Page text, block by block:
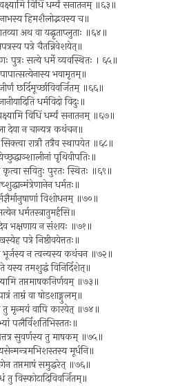
विधिं धर्म्यं सनातनम् ॥६३॥
हिमशैलोद्भवस्य च॥
अथ वा यद्घृताप्लुताः ॥६४॥
पत्रे चैतन्निवेशयेत्॥
पुत्रः सत्ये धर्मे व्यवस्थितः । ६५॥
भवामृतम्॥
छर्दिमूर्च्छाविवर्जितम् ॥६६॥
धर्मविदो विदुः॥
विधिं धर्म्यं सनातनम् ॥६७॥
देया न चान्यत्र कथंचन॥
रात्रौ तत्रैव स्थापयेत ॥६८॥
पृथिवीपतिः॥
सवितुः पुरतः स्थितः ॥६९॥
धर्मतः॥
विशोधनम् ॥७०॥
धर्मतस्त्रातुमर्हसि॥
भक्षणाय न संशयः ॥७१॥
पत्रे निष्ठीवयेत्ततः॥
भूर्जस्य न त्वन्यस्य कथंचन ॥७२॥
यस्य तमशुद्धं विनिर्दिशेत्॥
तप्तमाषकनिर्णयम् ॥७३॥
ताम्रं वा षोडशाङ्गुलम्॥
तु मृन्मयं वापि कारयेत् ॥७४॥
पलैर्विंशतिभिस्ततः॥
सुवर्णस्य तु माषकम् ॥७५॥
मूर्धनि॥
तप्तमाषं समुद्धरेत् ॥७६॥
तु विस्फोटादिविवर्जितम्॥